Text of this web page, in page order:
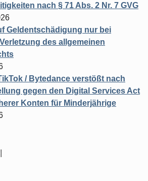
nach § 71 Abs. 2 Nr. 7 GVG
Geldentschädigung nur bei
des allgemeinen
/ Bytedance verstößt nach
gegen den Digital Services Act
Konten für Minderjährige